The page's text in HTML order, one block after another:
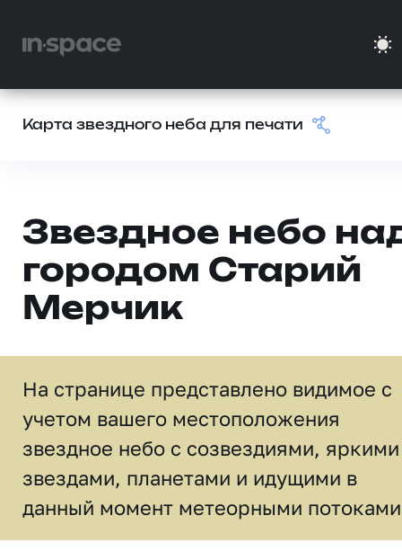
Карта звездного неба для печати
Звездное небо
городом Старий
Мерчик
На странице представлено видимое c
учетом вашего местоположения
звездное небо c созвездиями, яркими
звездами, планетами и идущими в
данный момент метеорными